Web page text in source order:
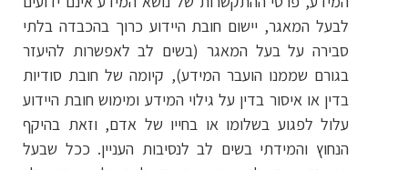
לבעל המאגר, יישום חובת היידוע כרוך בהכבדה בלתי
סבירה על בעל המאגר (בשים לב לאפשרות להיעזר
בגורם שממנו הועבר המידע), קיומה של חובת סודיות
בדין או איסור בדין על גילוי המידע ומימוש חובת היידוע
עלול לפגוע בשלומו או בחייו של אדם, וזאת בהיקף
הנחוץ והמידתי בשים לב לנסיבות העניין. ככל שבעל